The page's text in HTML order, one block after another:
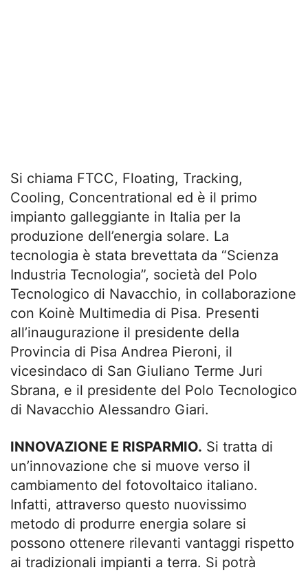
Si chiama FTCC, Floating, Tracking,
Cooling, Concentrational ed è il primo
impianto galleggiante in Italia per la
produzione dell’energia solare. La
tecnologia è stata brevettata da “Scienza
Industria Tecnologia”, società del Polo
Tecnologico di Navacchio, in collaborazione
con Koinè Multimedia di Pisa. Presenti
all’inaugurazione il presidente della
Provincia di Pisa Andrea Pieroni, il
vicesindaco di San Giuliano Terme Juri
Sbrana, e il presidente del Polo Tecnologico
di Navacchio Alessandro Giari.
INNOVAZIONE E RISPARMIO. Si tratta di
un’innovazione che si muove verso il
cambiamento del fotovoltaico italiano.
Infatti, attraverso questo nuovissimo
metodo di produrre energia solare si
possono ottenere rilevanti vantaggi rispetto
ai tradizionali impianti a terra. Si potrà